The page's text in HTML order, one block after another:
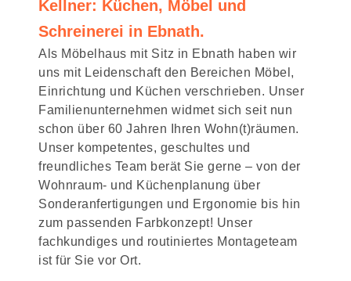
Kellner: Küchen, Möbel und
Schreinerei in Ebnath.
Als Möbelhaus mit Sitz in Ebnath haben wir
uns mit Leidenschaft den Bereichen Möbel,
Einrichtung und Küchen verschrieben. Unser
Familienunternehmen widmet sich seit nun
schon über 60 Jahren Ihren Wohn(t)räumen.
Unser kompetentes, geschultes und
freundliches Team berät Sie gerne – von der
Wohnraum- und Küchenplanung über
Sonderanfertigungen und Ergonomie bis hin
zum passenden Farbkonzept! Unser
fachkundiges und routiniertes Montageteam
ist für Sie vor Ort.